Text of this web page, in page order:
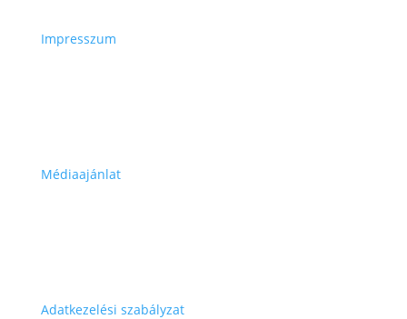
Impresszum
Médiaajánlat
Adatkezelési szabályzat